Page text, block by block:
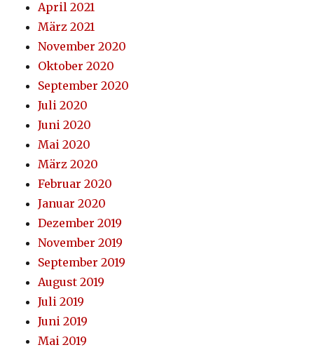
April 2021
März 2021
November 2020
Oktober 2020
September 2020
Juli 2020
Juni 2020
Mai 2020
März 2020
Februar 2020
Januar 2020
Dezember 2019
November 2019
September 2019
August 2019
Juli 2019
Juni 2019
Mai 2019